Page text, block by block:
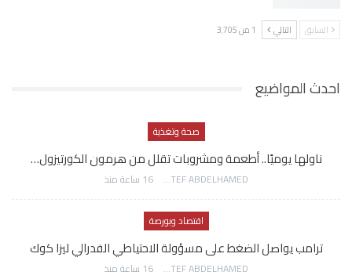
السابق التالي 1 من 3٬705
احدث المواضيع
صحة وتغذية
ناولها يوميًا.. أطعمة ومشروبات تقلل من هرمون الكورتيزول…
AWATEF ABDELHAMED 16 ساعة منذ
اقتصاد وبورصة
ترامب يواصل الضغط على مسؤولة الاحتياطي الفدرالي ليزا كوك
AWATEF ABDELHAMED 16 ساعة منذ